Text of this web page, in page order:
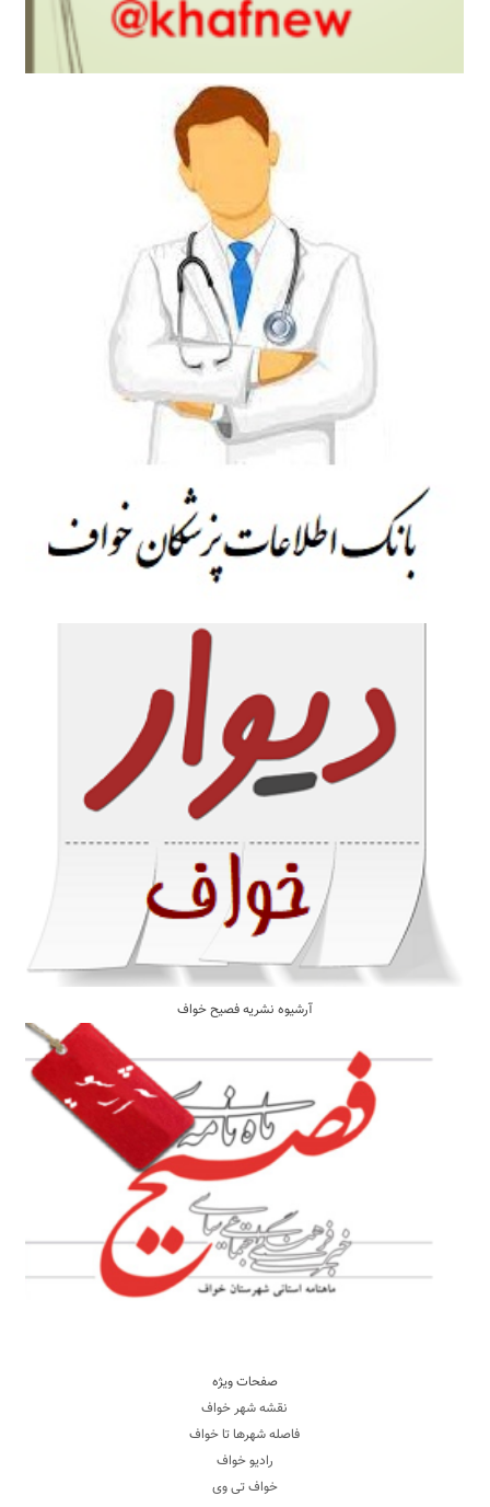
آرشیوه نشریه فصیح خواف
صفحات ویژه
نقشه شهر خواف
فاصله شهرها تا خواف
رادیو خواف
خواف تی وی